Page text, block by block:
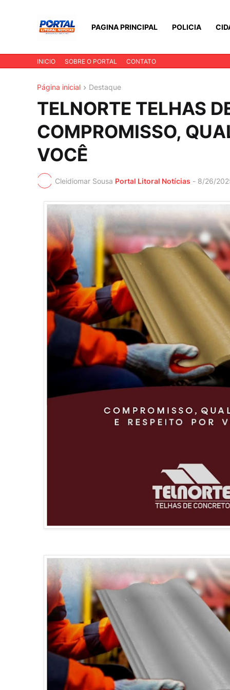
PAGINA PRINCIPAL POLICIA
INICIO SOBRE O PORTAL CONTATO
Página inicial Destaque
TELNORTE TELHAS
COMPROMISSO,
VOCÊ
Cleidiomar Sousa Portal Litoral Notícias - 8/26/